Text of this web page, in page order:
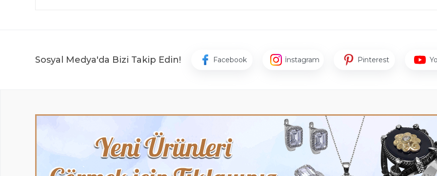
Sosyal Medya'da Bizi Takip Edin! Facebook İnstagram Pinterest